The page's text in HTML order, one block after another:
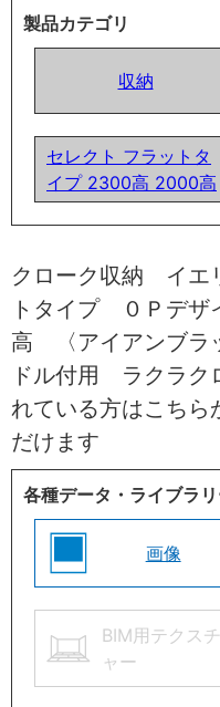
製品カテゴリ
収納
セレクト フラットタ
イプ 2300高 2000高
クローク収納 イ
トタイプ ０Ｐデ
高 〈アイアンブ
ドル付用 ラクラク
れている方はこちら
だけます
各種データ・ライブラ
画像
BIM用テクスチ
ャー